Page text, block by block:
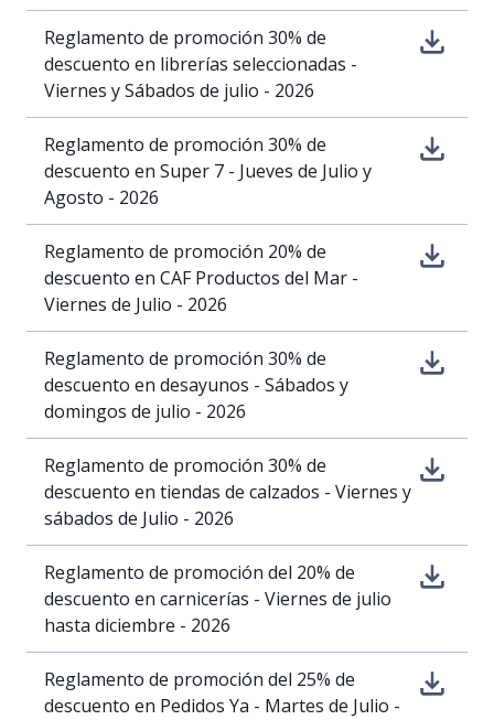
Reglamento de promoción 30% de
descuento en librerías seleccionadas -
Viernes y Sábados de julio - 2026
Reglamento de promoción 30% de
descuento en Super 7 - Jueves de Julio y
Agosto - 2026
Reglamento de promoción 20% de
descuento en CAF Productos del Mar -
Viernes de Julio - 2026
Reglamento de promoción 30% de
descuento en desayunos - Sábados y
domingos de julio - 2026
Reglamento de promoción 30% de
descuento en tiendas de calzados - Viernes y
sábados de Julio - 2026
Reglamento de promoción del 20% de
descuento en carnicerías - Viernes de julio
hasta diciembre - 2026
Reglamento de promoción del 25% de
descuento en Pedidos Ya - Martes de Julio -